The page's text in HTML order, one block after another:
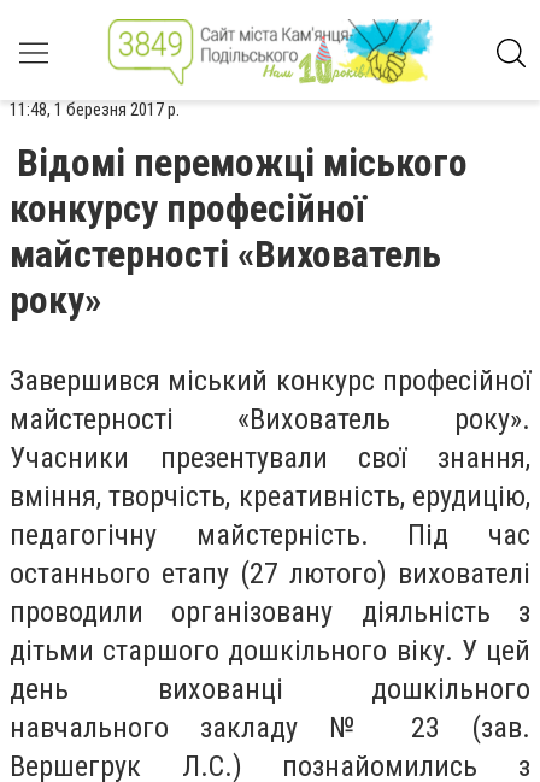
11:48, 1 березня 2017 р.
Відомі переможці міського
конкурсу професійної
майстерності «Вихователь
року»
Завершився міський конкурс професійної
майстерності «Вихователь року».
Учасники презентували свої знання,
вміння, творчість, креативність, ерудицію,
педагогічну майстерність. Під час
останнього етапу (27 лютого) вихователі
проводили організовану діяльність з
дітьми старшого дошкільного віку. У цей
день вихованці дошкільного
навчального закладу № 23 (зав.
Вершегрук Л.С.) познайомились з